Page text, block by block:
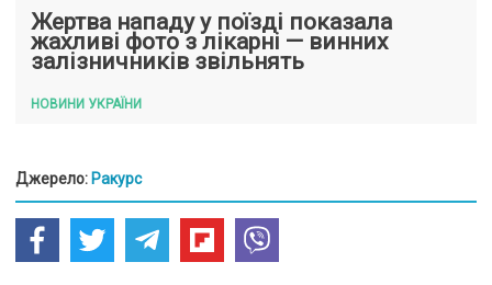
Жертва нападу у поїзді показала
жахливі фото з лікарні — винних
залізничників звільнять
НОВИНИ УКРАЇНИ
Джерело: Ракурс